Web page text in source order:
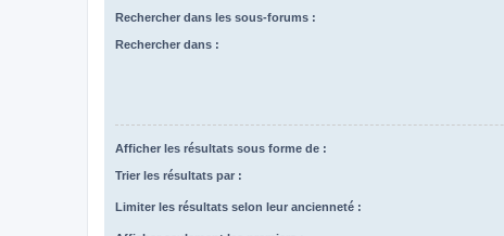
Rechercher dans les sous-forums :
Rechercher dans :
Afficher les résultats sous forme de :
Trier les résultats par :
Limiter les résultats selon leur ancienneté :